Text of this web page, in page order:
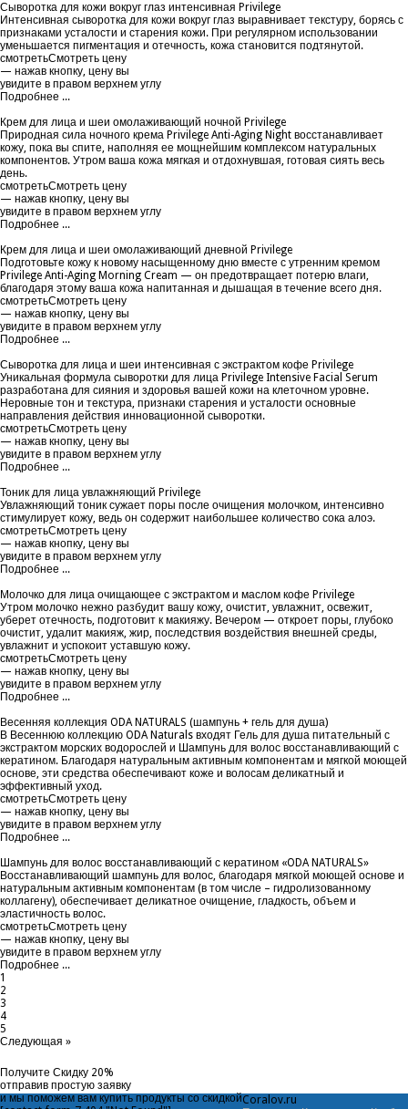
Сыворотка для кожи вокруг глаз интенсивная Privilege
Интенсивная сыворотка для кожи вокруг глаз выравнивает текстуру, борясь с
признаками усталости и старения кожи. При регулярном использовании
уменьшается пигментация и отечность, кожа становится подтянутой.
смотретьСмотреть цену
— нажав кнопку, цену вы
увидите в правом верхнем углу
Подробнее ...
Крем для лица и шеи омолаживающий ночной Privilege
Природная сила ночного крема Privilege Anti-Aging Night восстанавливает
кожу, пока вы спите, наполняя ее мощнейшим комплексом натуральных
компонентов. Утром ваша кожа мягкая и отдохнувшая, готовая сиять весь
день.
смотретьСмотреть цену
— нажав кнопку, цену вы
увидите в правом верхнем углу
Подробнее ...
Крем для лица и шеи омолаживающий дневной Privilege
Подготовьте кожу к новому насыщенному дню вместе с утренним кремом
Privilege Anti-Aging Morning Cream — он предотвращает потерю влаги,
благодаря этому ваша кожа напитанная и дышащая в течение всего дня.
смотретьСмотреть цену
— нажав кнопку, цену вы
увидите в правом верхнем углу
Подробнее ...
Сыворотка для лица и шеи интенсивная с экстрактом кофе Privilege
Уникальная формула сыворотки для лица Privilege Intensive Facial Serum
разработана для сияния и здоровья вашей кожи на клеточном уровне.
Неровные тон и текстура, признаки старения и усталости основные
направления действия инновационной сыворотки.
смотретьСмотреть цену
— нажав кнопку, цену вы
увидите в правом верхнем углу
Подробнее ...
Тоник для лица увлажняющий Privilege
Увлажняющий тоник сужает поры после очищения молочком, интенсивно
стимулирует кожу, ведь он содержит наибольшее количество сока алоэ.
смотретьСмотреть цену
— нажав кнопку, цену вы
увидите в правом верхнем углу
Подробнее ...
Молочко для лица очищающее с экстрактом и маслом кофе Privilege
Утром молочко нежно разбудит вашу кожу, очистит, увлажнит, освежит,
уберет отечность, подготовит к макияжу. Вечером — откроет поры, глубоко
очистит, удалит макияж, жир, последствия воздействия внешней среды,
увлажнит и успокоит уставшую кожу.
смотретьСмотреть цену
— нажав кнопку, цену вы
увидите в правом верхнем углу
Подробнее ...
Весенняя коллекция ODA NATURALS (шампунь + гель для душа)
В Весеннюю коллекцию ODA Naturals входят Гель для душа питательный с
экстрактом морских водорослей и Шампунь для волос восстанавливающий с
кератином. Благодаря натуральным активным компонентам и мягкой моющей
основе, эти средства обеспечивают коже и волосам деликатный и
эффективный уход.
смотретьСмотреть цену
— нажав кнопку, цену вы
увидите в правом верхнем углу
Подробнее ...
Шампунь для волос восстанавливающий с кератином «ODA NATURALS»
Восстанавливающий шампунь для волос, благодаря мягкой моющей основе и
натуральным активным компонентам (в том числе – гидролизованному
коллагену), обеспечивает деликатное очищение, гладкость, объем и
эластичность волос.
смотретьСмотреть цену
— нажав кнопку, цену вы
увидите в правом верхнем углу
Подробнее ...
1
2
3
4
5
Следующая »
Получите Скидку 20%
отправив простую заявку
и мы поможем вам купить продукты со скидкойCoral ov.ru